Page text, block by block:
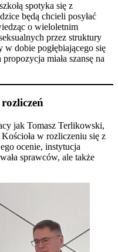
spotyka się z
będą chcieli posyłać
o wieloletnim
przez struktury
dobie pogłębiającego się
miała szansę na
jak Tomasz Terlikowski,
w rozliczeniu się z
ocenie, instytucja
sprawców, ale także